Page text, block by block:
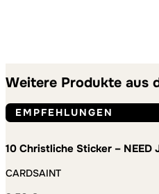
Weitere Produkte aus
EMPFEHLUNGEN
10 Christliche Sticker –
CARDSAINT